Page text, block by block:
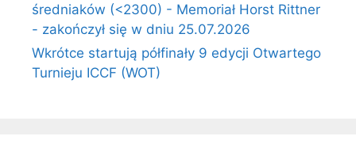
średniaków (<2300) - Memoriał Horst Rittner
- zakończył się w dniu 25.07.2026
Wkrótce startują półfinały 9 edycji Otwartego
Turnieju ICCF (WOT)